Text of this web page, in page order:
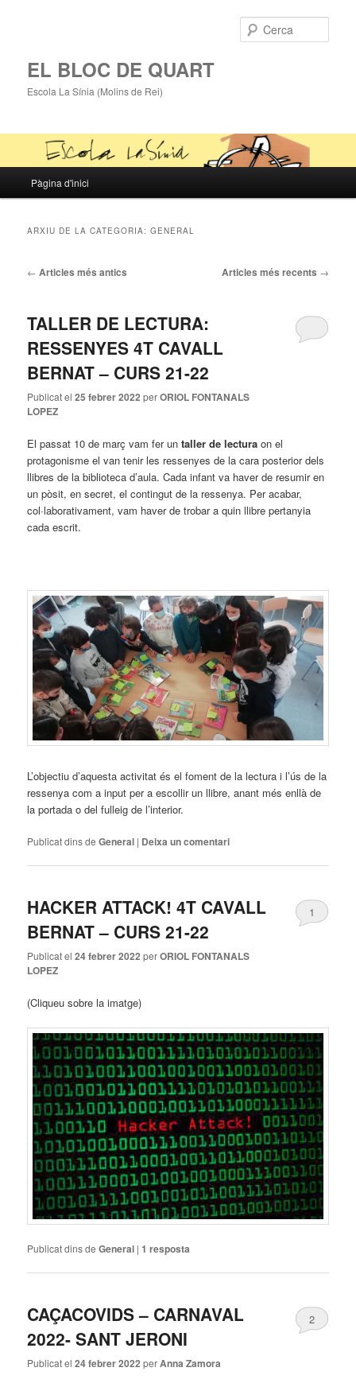
EL BLOC DE QUART
Escola La Sínia (Molins de Rei)
Aneu
Aneu
Pàgina d'inici
ARXIU DE LA CATEGORIA:GENERAL
Navegació
← Articles més antics Articles més recents →
TALLER DE LECTURA:
RESSENYES 4T CAVALL
BERNAT – CURS 21-22
Publicat el25 febrer 2022 perORIOL FONTANALS
LOPEZ
El passat 10 de març vam fer untaller de lectura on el
protagonisme el van tenir les ressenyes de la cara posterior dels
llibres de la biblioteca d’aula. Cada infant va haver de resumir en
un pòsit, en secret, el contingut de la ressenya. Per acabar,
col·laborativament, vam haver de trobar a quin llibre pertanyia
cada escrit.
L’objectiu d’aquesta activitat és el foment de la lectura i l’ús de la
ressenya com a input per a escollir un llibre, anant més enllà de
la portada o del fulleig de l’interior.
Publicat dins de General | Deixa un comentari
HACKER ATTACK! 4T CAVALL
BERNAT – CURS 21-22
Publicat el24 febrer 2022 perORIOL FONTANALS
LOPEZ
1
(Cliqueu sobre la imatge)
Publicat dins de General |1 resposta
CAÇACOVIDS – CARNAVAL
2022- SANT JERONI
Publicat el24 febrer 2022 perAnna Zamora
2